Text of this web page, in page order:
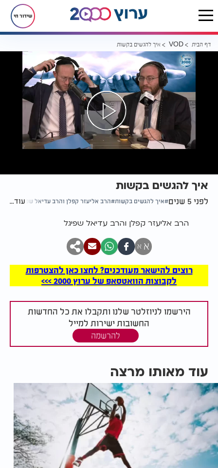
שידור חי
דף הבית VOD איך להגשים בקשות
איך להגשים בקשות
לפני 5 שנים איך להגשים בקשות הרב אליעזר קפלן והרב עדיאל שפיגלעוד...
הרב אליעזר קפלן והרב עדיאל שפיגל
א א
רוצים להישאר מעודכנים? לחצו כאן להצטרפות
לקבוצות הוואטסאפ של ערוץ 2000 >>>
הירשמו לניוזלטר שלנו ותקבלו את כל החדשות
החשובות ישירות למייל
להרשמה
עוד מאותו מרצה